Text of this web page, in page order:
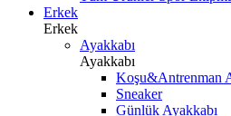
Erkek
Erkek
Ayakkabı
Ayakkabı
Koşu&Antrenman
Sneaker
Günlük Ayakkabı